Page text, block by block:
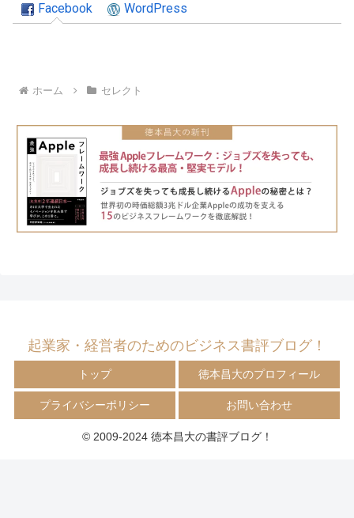
Facebook WordPress
ホーム セレクト
起業家・経営者のためのビジネス書評ブログ！
トップ 徳本昌大のプロフィール
プライバシーポリシー お問い合わせ
© 2009-2024 徳本昌大の書評ブログ！